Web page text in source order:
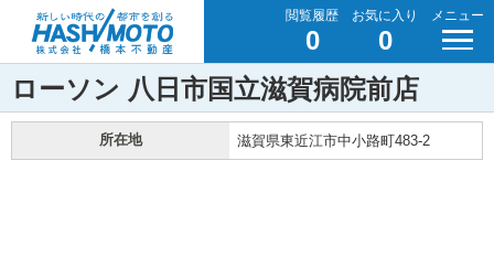
閲覧履歴
0
お気に入り
0
メニュー
ローソン 八日市国立滋賀病院前店
所在地 滋賀県東近江市中小路町483-2